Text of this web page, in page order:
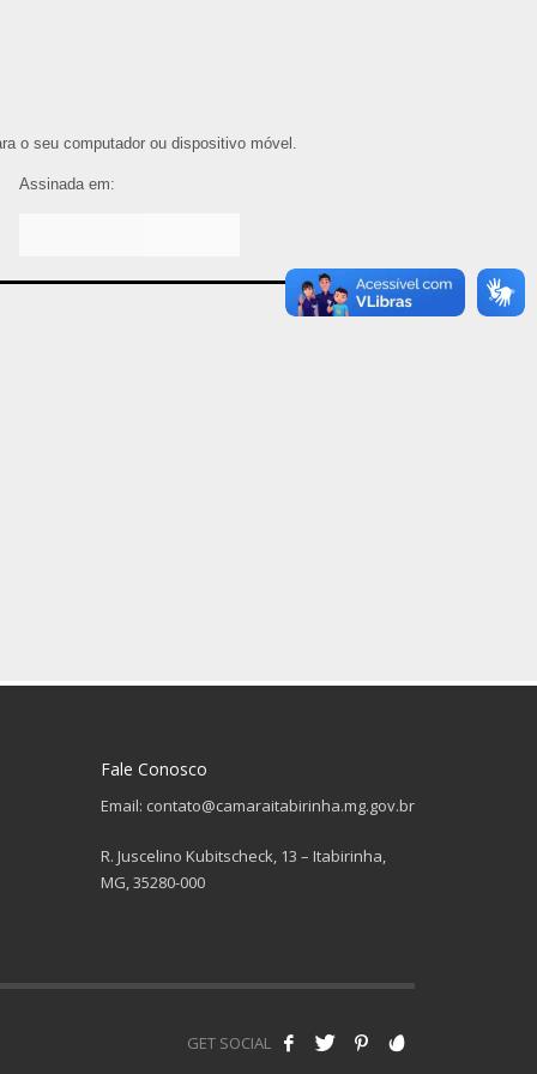
o seu computador ou dispositivo móvel.
Assinada em:
Fale Conosco
Email: contato@camaraitabirinha.mg.gov.br
R. Juscelino Kubitscheck, 13 – Itabirinha,
MG, 35280-000
GET SOCIAL